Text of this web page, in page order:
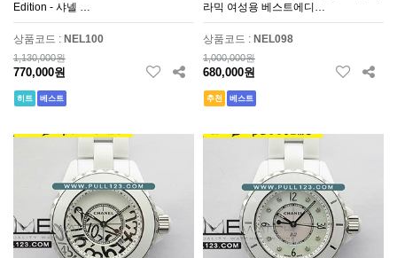
Edition - 샤넬 …
상품코드 : NEL100
1,130,000원
770,000원
히트 베스트
라믹 여성용 베스트에디…
상품코드 : NEL098
1,000,000원
680,000원
추천 베스트